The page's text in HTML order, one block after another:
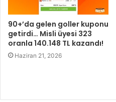
90+’da gelen goller kuponu
getirdi… Misli üyesi 323
oranla 140.148 TL kazandı!
Haziran 21, 2026